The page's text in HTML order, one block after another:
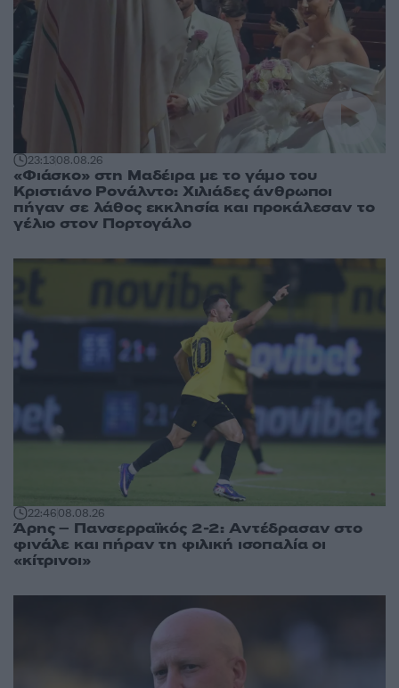
23:1308.08.26
«Φιάσκο» στη Μαδέιρα με το γάμο του
Κριστιάνο Ρονάλντο: Χιλιάδες άνθρωποι
πήγαν σε λάθος εκκλησία και προκάλεσαν το
γέλιο στον Πορτογάλο
22:4608.08.26
Άρης – Πανσερραϊκός 2-2: Αντέδρασαν στο
φινάλε και πήραν τη φιλική ισοπαλία οι
«κίτρινοι»